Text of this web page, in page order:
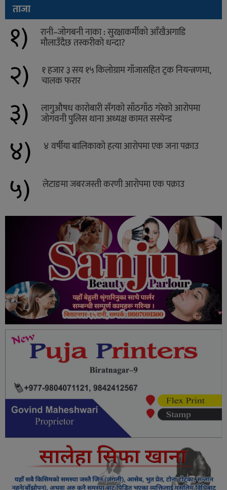
ताजा
१) रानी–जोगबनी नाका : सुरक्षाकर्मीको आँखैअगाडि
मौलाउँदैछ तस्करीको धन्दा?
२) १ हजार ३ सय १५ किलोग्राम गाँजासहित ट्रक नियन्त्रणमा,
चालक फरार
३) लागुऔषध कारोबारी सँगको साँठगाँठ गरेको आरोपमा
जोगवनी पुलिस थाना अध्यक्ष कामत सस्पेन्ड
४) ४ वर्षीया बालिकाको हत्या आरोपमा एक जना पक्राउ
५) लेटाङमा जबरजस्ती करणी आरोपमा एक पक्राउ